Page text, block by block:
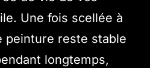
Une fois scellée à
peinture reste stable
longtemps,